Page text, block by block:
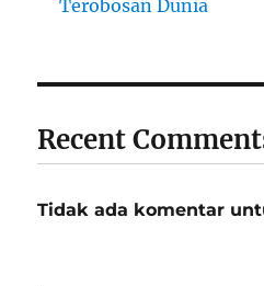
Terobosan Dunia
Recent
Tidak ada komentar